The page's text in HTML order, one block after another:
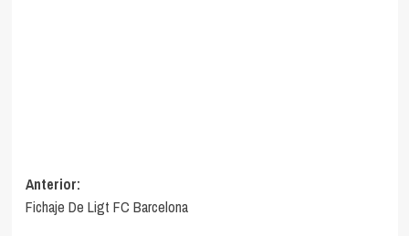
Navegación
de
Anterior:
Fichaje De Ligt FC Barcelona